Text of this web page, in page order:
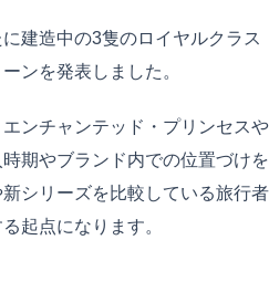
建造中の3隻のロイヤルクラス
ンを発表しました。
ンチャンテッド・プリンセスや
期やブランド内での位置づけを
シリーズを比較している旅行者
起点になります。